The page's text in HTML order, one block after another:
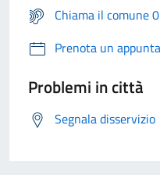
Chiama il comune
Prenota un
Problemi in città
Segnala disservizio